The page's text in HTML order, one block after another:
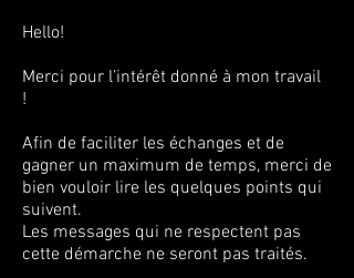
Hello!
Merci pour l’intérêt donné à mon travail
!
Afin de faciliter les échanges et de
gagner un maximum de temps, merci de
bien vouloir lire les quelques points qui
suivent.
Les messages qui ne respectent pas
cette démarche ne seront pas traités.